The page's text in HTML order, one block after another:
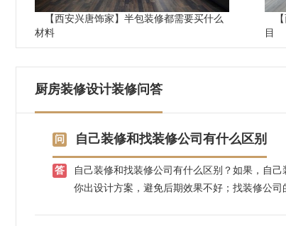
【西安兴唐饰家】半包装修都需要买什么
材料
目
厨房装修设计装修问答
自己装修和找装修公司有什么区别
自己装修和找装修公司有什么区别？如果，自
你出设计方案，避免后期效果不好；找装修公